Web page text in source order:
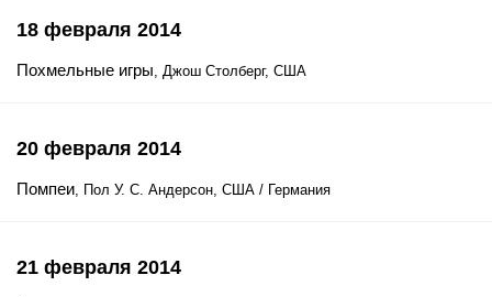
18 февраля 2014
Похмельные игры, Джош Столберг, США
20 февраля 2014
Помпеи, Пол У. С. Андерсон, США / Германия
21 февраля 2014